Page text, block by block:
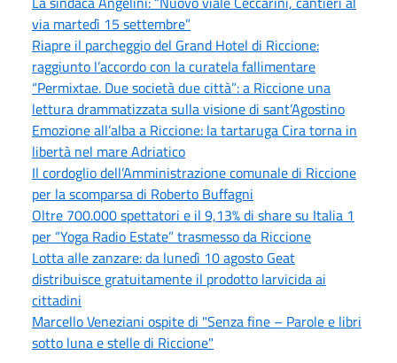
via martedì 15 settembre”
Riapre il parcheggio del Grand Hotel di Riccione:
raggiunto l’accordo con la curatela fallimentare
“Permixtae. Due società due città”: a Riccione una
lettura drammatizzata sulla visione di sant’Agostino
Emozione all’alba a Riccione: la tartaruga Cira torna in
libertà nel mare Adriatico
Il cordoglio dell’Amministrazione comunale di Riccione
per la scomparsa di Roberto Buffagni
Oltre 700.000 spettatori e il 9,13% di share su Italia 1
per “Yoga Radio Estate” trasmesso da Riccione
Lotta alle zanzare: da lunedì 10 agosto Geat
distribuisce gratuitamente il prodotto larvicida ai
cittadini
Marcello Veneziani ospite di "Senza fine – Parole e libri
sotto luna e stelle di Riccione"